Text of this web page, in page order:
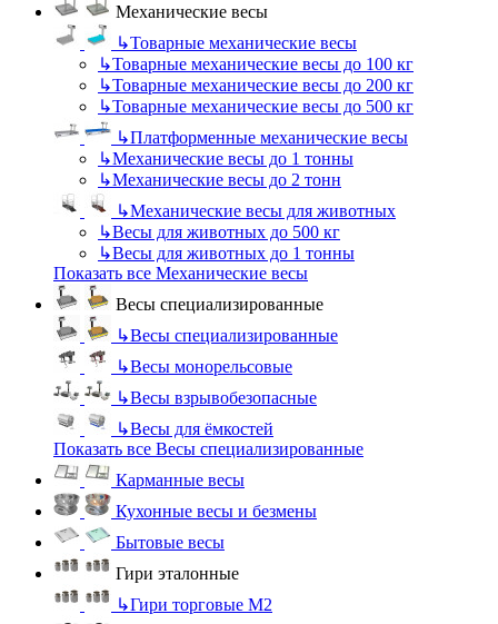
Механические весы
↳Товарные механические весы
↳Товарные механические весы до 100 кг
↳Товарные механические весы до 200 кг
↳Товарные механические весы до 500 кг
↳Платформенные механические весы
↳Механические весы до 1 тонны
↳Механические весы до 2 тонн
↳Механические весы для животных
↳Весы для животных до 500 кг
↳Весы для животных до 1 тонны
Показать все Механические весы
Весы специализированные
↳Весы специализированные
↳Весы монорельсовые
↳Весы взрывобезопасные
↳Весы для ёмкостей
Показать все Весы специализированные
Карманные весы
Кухонные весы и безмены
Бытовые весы
Гири эталонные
↳Гири торговые М2